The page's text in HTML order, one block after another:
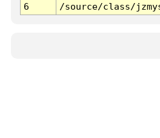
6
/source/class/